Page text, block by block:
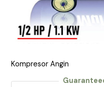
Kompresor Angin